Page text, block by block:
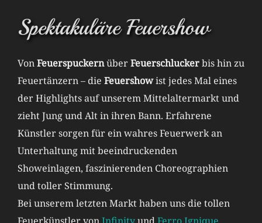
Spektakuläre Feuershow
VonFeuerspuckernüberFeuerschluckerbis hin zu
Feuertänzern – die Feuershowist jedes Mal eines
der Highlights auf unserem Mittelaltermarkt und
zieht Jung und Alt in ihren Bann. Erfahrene
Künstler sorgen für ein wahres Feuerwerk an
Unterhaltung mit beeindruckenden
Showeinlagen, faszinierenden Choreographien
und toller Stimmung.
Bei unserem letzten Markt haben uns die tollen